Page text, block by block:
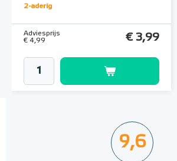
2-aderig
Adviesprijs
€ 4,99
€ 3,99
9,6